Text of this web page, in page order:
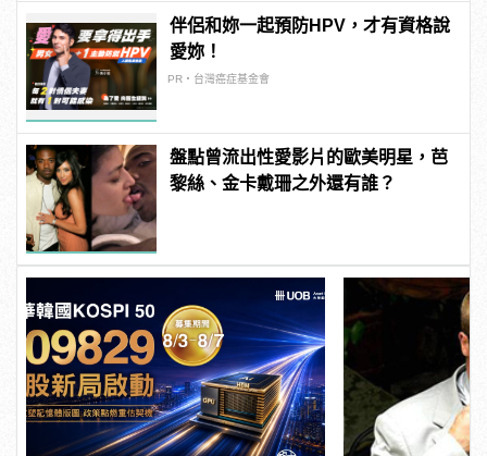
伴侶和妳一起預防HPV，才有資格說
愛妳！
PR・台灣癌症基金會
盤點曾流出性愛影片的歐美明星，芭
黎絲、金卡戴珊之外還有誰？